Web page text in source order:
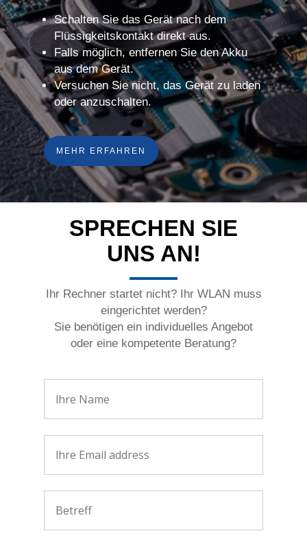
Schalten Sie das Gerät nach dem
Flüssigkeitskontakt direkt aus.
Falls möglich, entfernen Sie den Akku
aus dem Gerät.
Versuchen Sie nicht, das Gerät zu laden
oder anzuschalten.
MEHR ERFAHREN
SPRECHEN SIE
UNS AN!
Ihr Rechner startet nicht? Ihr WLAN muss
eingerichtet werden?
Sie benötigen ein individuelles Angebot
oder eine kompetente Beratung?